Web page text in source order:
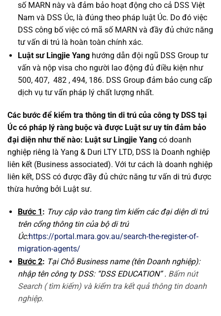
số MARN này và đảm bảo hoạt động cho cả DSS Việt
Nam và DSS Úc, là đúng theo pháp luật Úc. Do đó việc
DSS công bố việc có mã số MARN và đầy đủ chức năng
tư vấn di trú là hoàn toàn chính xác.
Luật sư Lingjie Yanghướng dẫn đội ngũ DSS Group tư
vấn và nộp visa cho người lao động đủ điều kiện như
500, 407, 482 , 494, 186. DSS Group đảm bảo cung cấp
dịch vụ tư vấn pháp lý chất lượng nhất.
Các bước để kiểm tra thông tin di trú của công ty DSS tại
Úc có pháp lý ràng buộc và được Luật sư uy tín đảm bảo
đại diện như thế nào: Luật sư Lingjie Yang có doanh
nghiệp riêng là Yang & Duri LTY LTD, DSS là Doanh nghiệp
liên kết (Business associated). Với tư cách là doanh nghiệp
liên kết, DSS có được đầy đủ chức năng tư vấn di trú được
thừa hưởng bởi Luật sư.
Bước 1: Truy cập vào trang tìm kiếm các đại diện di trú
trên cổng thông tin của bộ di trú
Úc:https://portal.mara.gov.au/search-the-register-of-
migration-agents/
Bước 2: Tại Chỗ Business name (tên Doanh nghiệp):
nhập tên công ty DSS: “DSS EDUCATION” . Bấm nút
Search ( tìm kiếm) và kiểm tra kết quả thông tin doanh
nghiệp.